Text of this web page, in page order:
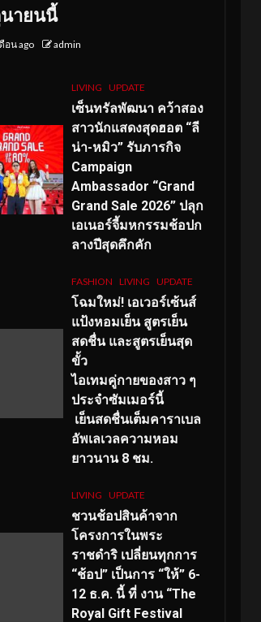
ายนนี้
อน ago admin
LIVING UPDATE
เซ็นทรัลพัฒนา คว้าสอง
สาวนักแสดงสุดฮอต “ลี
น่า-หมิว” รับภารกิจ
Campaign
Ambassador “Grand
Grand Sale 2026” ปลุก
เอเนอร์จี้มหกรรมช้อปก
ลางปีสุดคึกคัก
FASHION LIVING UPDATE
โฉมใหม่! เอเวอร์เซ้นส์
แป้งหอมเย็น สูตรเย็น
สดชื่น และสูตรเย็นสุด
ขั้ว
ไอเทมคู่กายของสาว ๆ
ประจำซัมเมอร์นี้
เย็นสดชื่นเต็มคาราเบล
อัพเลเวลความหอม
ยาวนาน 8 ชม.
LIVING UPDATE
ชวนช้อปสินค้าจาก
โครงการในพระ
ราชดำริ เปลี่ยนทุกการ
“ช้อป” เป็นการ “ให้” 6-
12 ธ.ค. นี้ ที่ งาน “The
Royal Gift Festival